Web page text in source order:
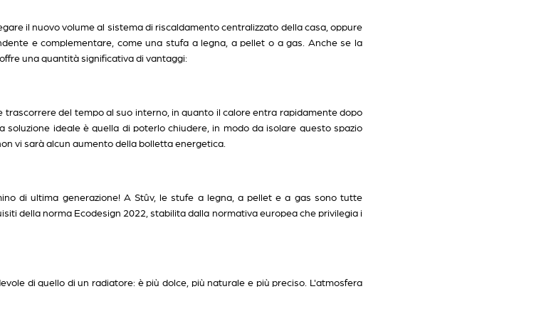
il nuovo volume al sistema di riscaldamento centralizzato della casa, oppure
e complementare, come una stufa a legna, a pellet o a gas. Anche se la
una quantità significativa di vantaggi:
trascorrere del tempo al suo interno, in quanto il calore entra rapidamente dopo
soluzione ideale è quella di poterlo chiudere, in modo da isolare questo spazio
vi sarà alcun aumento della bolletta energetica.
di ultima generazione! A Stûv, le stufe a legna, a pellet e a gas sono tutte
della norma Ecodesign 2022, stabilita dalla normativa europea che privilegia i
di quello di un radiatore: è più dolce, più naturale e più preciso. L'atmosfera